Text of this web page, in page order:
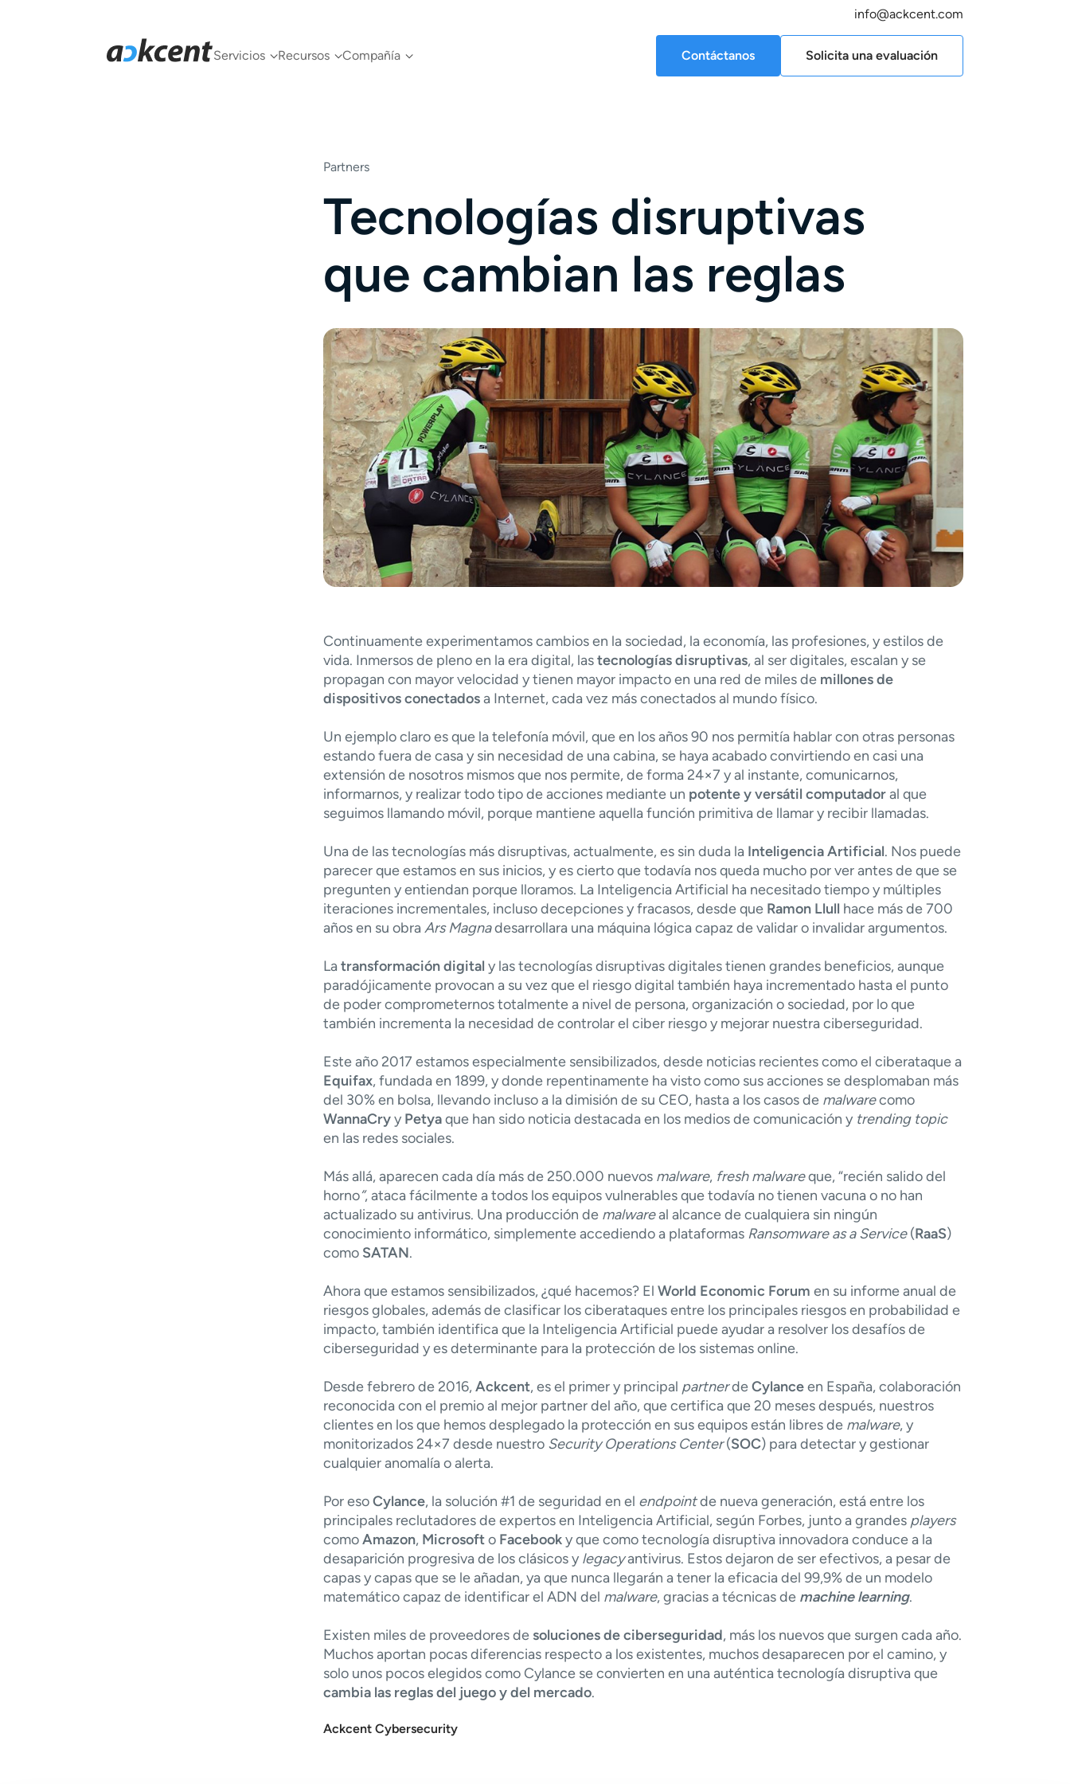
info@ackcent.com
Servicios Recursos Compañía Contáctanos Solicita una evaluación
Partners
Tecnologí­as disruptivas
que cambian las reglas
Continuamente experimentamos cambios en la sociedad, la economí­a, las profesiones, y estilos de
vida. Inmersos de pleno en la era digital, lastecnologí­as disruptivas, al ser digitales, escalan y se
propagan con mayor velocidad y tienen mayor impacto en una red de miles de millones de
dispositivos conectadosa Internet, cada vez más conectados al mundo fí­sico.
Un ejemplo claro es que la telefoní­a móvil, que en los años 90 nos permití­a hablar con otras personas
estando fuera de casa y sin necesidad de una cabina, se haya acabado convirtiendo en casi una
extensión de nosotros mismos que nos permite, de forma 24×7 y al instante, comunicarnos,
informarnos, y realizar todo tipo de acciones mediante un potente y versátil computadoral que
seguimos llamando móvil, porque mantiene aquella función primitiva de llamar y recibir llamadas.
Una de las tecnologí­as más disruptivas, actualmente, es sin duda la Inteligencia Artificial. Nos puede
parecer que estamos en sus inicios, y es cierto que todaví­a nos queda mucho por ver antes de que se
pregunten y entiendan porque lloramos. La Inteligencia Artificial ha necesitado tiempo y múltiples
iteraciones incrementales, incluso decepciones y fracasos, desde que Ramon Llull hace más de 700
años en su obraArs Magnadesarrollara una máquina lógica capaz de validar o invalidar argumentos.
Latransformación digital y las tecnologí­as disruptivas digitales tienen grandes beneficios, aunque
paradójicamente provocan a su vez que el riesgo digital también haya incrementado hasta el punto
de poder comprometernos totalmente a nivel de persona, organización o sociedad, por lo que
también incrementa la necesidad de controlar el ciber riesgo y mejorar nuestra ciberseguridad.
Este año 2017 estamos especialmente sensibilizados, desde noticias recientes como el ciberataque a
Equifax, fundada en 1899, y donde repentinamente ha visto como sus acciones se desplomaban más
del 30% en bolsa, llevando incluso a la dimisión de su CEO, hasta a los casos de malwarecomo
WannaCryy Petyaque han sido noticia destacada en los medios de comunicación y trending topic
en las redes sociales.
Más allá, aparecen cada dí­a más de 250.000 nuevos malware, fresh malwareque, “recién salido del
horno”, ataca fácilmente a todos los equipos vulnerables que todaví­a no tienen vacuna o no han
actualizado su antivirus. Una producción de malwareal alcance de cualquiera sin ningún
conocimiento informático, simplemente accediendo a plataformas Ransomware as a Service(RaaS)
como SATAN.
Ahora que estamos sensibilizados, ¿qué hacemos? ElWorld Economic Forum en su informe anual de
riesgos globales, además de clasificar los ciberataques entre los principales riesgos en probabilidad e
impacto, también identifica que la Inteligencia Artificial puede ayudar a resolver los desafí­os de
ciberseguridad y es determinante para la protección de los sistemas online.
Desde febrero de 2016,Ackcent, es el primer y principal partnerdeCylanceen España, colaboración
reconocida con el premio al mejor partner del año, que certifica que 20 meses después, nuestros
clientes en los que hemos desplegado la protección en sus equipos están libres de malware, y
monitorizados 24×7 desde nuestro Security Operations Center(SOC) para detectar y gestionar
cualquier anomalí­a o alerta.
Por esoCylance, la solución #1 de seguridad en el endpointde nueva generación, está entre los
principales reclutadores de expertos en Inteligencia Artificial, según Forbes, junto a grandes players
comoAmazon, Microsofto Facebooky que como tecnologí­a disruptiva innovadora conduce a la
desaparición progresiva de los clásicos y legacyantivirus. Estos dejaron de ser efectivos, a pesar de
capas y capas que se le añadan, ya que nunca llegarán a tener la eficacia del 99,9% de un modelo
matemático capaz de identificar el ADN del malware, gracias a técnicas de machine learning.
Existen miles de proveedores de soluciones de ciberseguridad, más los nuevos que surgen cada año.
Muchos aportan pocas diferencias respecto a los existentes, muchos desaparecen por el camino, y
solo unos pocos elegidos como Cylance se convierten en una auténtica tecnologí­a disruptiva que
cambia las reglas del juego y del mercado.
Ackcent Cybersecurity